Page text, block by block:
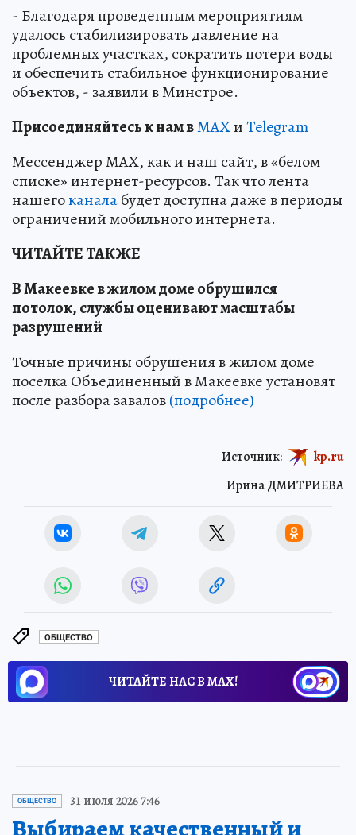
- Благодаря проведенным мероприятиям
удалось стабилизировать давление на
проблемных участках, сократить потери воды
и обеспечить стабильное функционирование
объектов, - заявили в Минстрое.
Присоединяйтесь к нам вMAXиTelegram
Мессенджер MAX, как и наш сайт, в «белом
списке» интернет-ресурсов. Так что лента
нашегоканалабудет доступна даже в периоды
ограничений мобильного интернета.
ЧИТАЙТЕ ТАКЖЕ
В Макеевке в жилом доме обрушился
потолок, службы оценивают масштабы
разрушений
Точные причины обрушения в жилом доме
поселка Объединенный в Макеевке установят
после разбора завалов(подробнее)
Ирина ДМИТРИЕВА
Источник: kp.ru
ОБЩЕСТВО
ЧИТАЙТЕ НАС В МАХ!
ОБЩЕСТВО 31 июля 2026 7:46